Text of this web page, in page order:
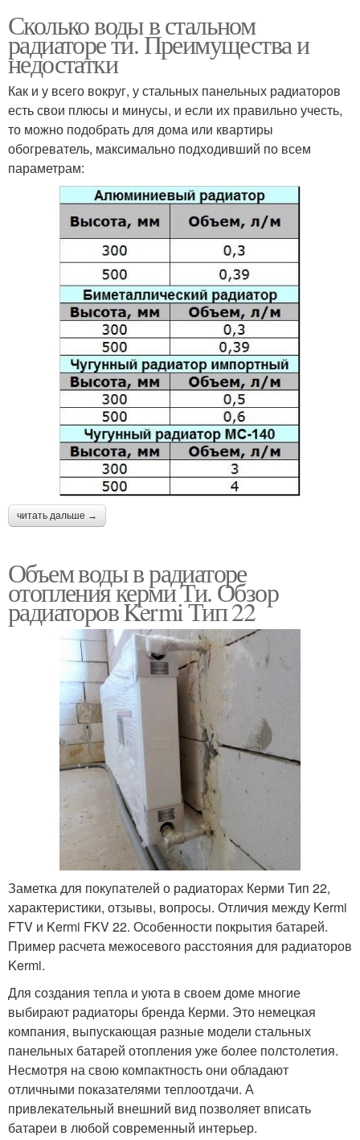
Сколько воды в стальном
радиаторе ти. Преимущества и
недостатки
Как и у всего вокруг, у стальных панельных радиаторов
есть свои плюсы и минусы, и если их правильно учесть,
то можно подобрать для дома или квартиры
обогреватель, максимально подходивший по всем
параметрам:
читать дальше →
Объем воды в радиаторе
отопления керми Ти. Обзор
радиаторов Kermi Тип 22
Заметка для покупателей о радиаторах Керми Тип 22,
характеристики, отзывы, вопросы. Отличия между Kermi
FTV и Kermi FKV 22. Особенности покрытия батарей.
Пример расчета межосевого расстояния для радиаторов
Kermi.
Для создания тепла и уюта в своем доме многие
выбирают радиаторы бренда Керми. Это немецкая
компания, выпускающая разные модели стальных
панельных батарей отопления уже более полстолетия.
Несмотря на свою компактность они обладают
отличными показателями теплоотдачи. А
привлекательный внешний вид позволяет вписать
батареи в любой современный интерьер.